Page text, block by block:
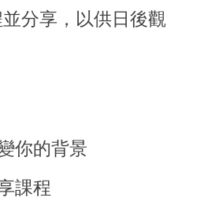
分享，以供日後觀
你的背景
課程